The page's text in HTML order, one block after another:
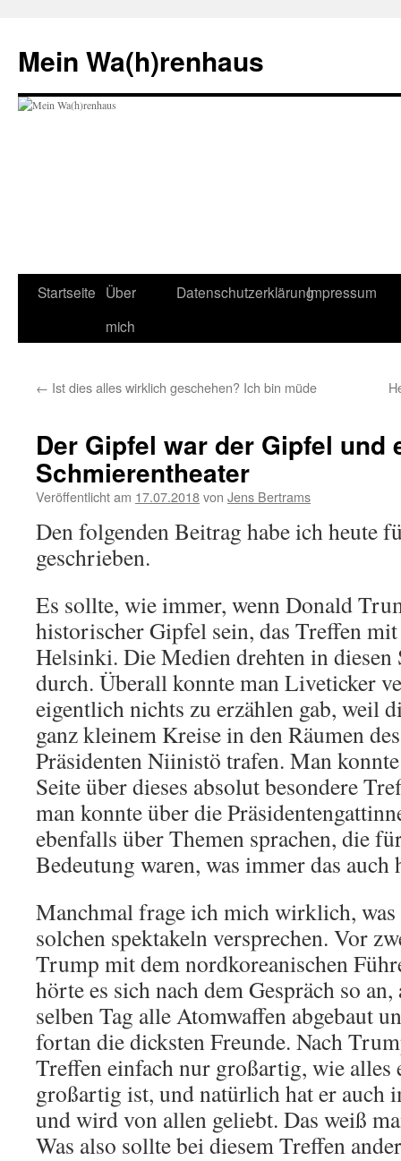
springen
Mein Wa(h)renhaus
Startseite Über
mich
DatenschutzerklärungImpressum
← Ist dies alles wirklich geschehen? Ich bin müde
Der Gipfel war der Gipfel
Schmierentheater
Veröffentlicht am 17.07.2018von Jens Bertrams
Den folgenden Beitrag habe ich heute
geschrieben.
Es sollte, wie immer, wenn Donald
historischer Gipfel sein, das Treffen
Helsinki. Die Medien drehten in diesen
durch. Überall konnte man Liveticker
eigentlich nichts zu erzählen gab, weil
ganz kleinem Kreise in den Räumen
Präsidenten Niinistö trafen. Man
Seite über dieses absolut besondere
man konnte über die
ebenfalls über Themen sprachen, die
Bedeutung waren, was immer das auch
Manchmal frage ich mich wirklich,
solchen spektakeln versprechen. Vor
Trump mit dem nordkoreanischen
hörte es sich nach dem Gespräch so
selben Tag alle Atomwaffen abgebaut
fortan die dicksten Freunde. Nach
Treffen einfach nur großartig, wie alles
großartig ist, und natürlich hat er
und wird von allen geliebt. Das weiß
Was also sollte bei diesem Treffen